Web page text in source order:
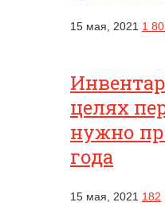
15 мая, 2021 1
целях
нужно
года
15 мая, 2021 182